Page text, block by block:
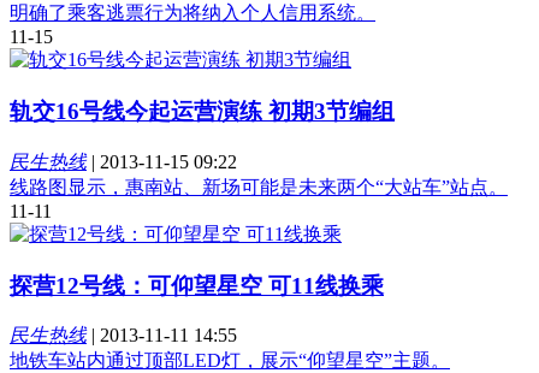
明确了乘客逃票行为将纳入个人信用系统。
11-15
轨交16号线今起运营演练 初期3节编组
民生热线| 2013-11-15 09:22
线路图显示，惠南站、新场可能是未来两个“大站车”站点。
11-11
探营12号线：可仰望星空 可11线换乘
民生热线| 2013-11-11 14:55
地铁车站内通过顶部LED灯，展示“仰望星空”主题。